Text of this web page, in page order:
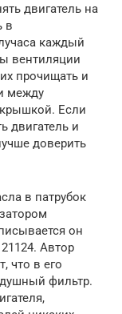
двигатель на
в
каждый
вентиляции
прочищать и
между
Если
двигатель и
доверить
в патрубок
он
Автор
что в его
фильтр.